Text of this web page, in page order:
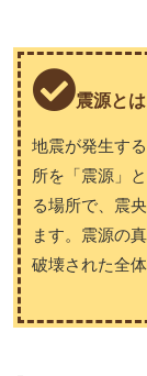
震源とは
地震が発生す
所を「震源」
る場所で、震
ます。震源の
破壊された全